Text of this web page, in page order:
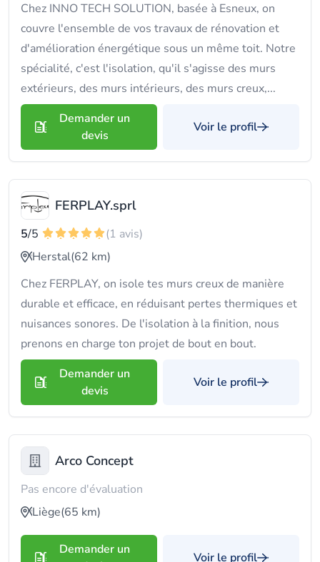
Chez INNO TECH SOLUTION, basée à Esneux, on
couvre l'ensemble de vos travaux de rénovation et
d'amélioration énergétique sous un même toit. Notre
spécialité, c'est l'isolation, qu'il s'agisse des murs
extérieurs, des murs intérieurs, des murs creux,...
Demander un
devis
Voir le profil
FERPLAY.sprl
5/5
(1 avis)
Herstal(62 km)
Chez FERPLAY, on isole tes murs creux de manière
durable et efficace, en réduisant pertes thermiques et
nuisances sonores. De l'isolation à la finition, nous
prenons en charge ton projet de bout en bout.
Demander un
devis
Voir le profil
Arco Concept
Pas encore d'évaluation
Liège(65 km)
Demander un
Voir le profil